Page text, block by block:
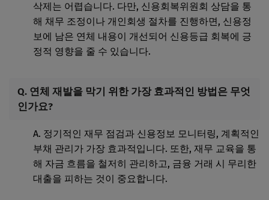
삭제는 어렵습니다. 다만, 신용회복위원회 상담을 통
해 채무 조정이나 개인회생 절차를 진행하면, 신용정
보에 남은 연체 내용이 개선되어 신용등급 회복에 긍
정적 영향을 줄 수 있습니다.
Q. 연체 재발을 막기 위한 가장 효과적인 방법은 무엇
인가요?
A. 정기적인 재무 점검과 신용정보 모니터링, 계획적인
부채 관리가 가장 효과적입니다. 또한, 재무 교육을 통
해 자금 흐름을 철저히 관리하고, 금융 거래 시 무리한
대출을 피하는 것이 중요합니다.